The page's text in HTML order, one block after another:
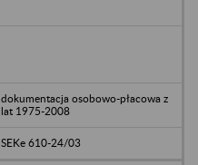
dokumentacja osobowo-płacowa z
lat 1975-2008
SEKe 610-24/03